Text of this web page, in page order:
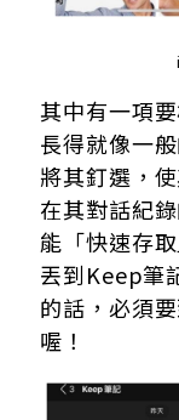
其中有一項
長得就像一
將其釘選，
在其對話紀
能「快速存
丟到Keep筆
的話，必須
喔！